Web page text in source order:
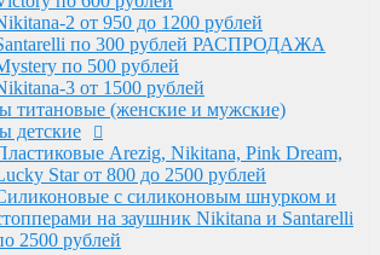
Lucky Star (подростковые) от 1100
3000 рублей
антивандальные Nikitana от
до 1900 рублей
детских оправ от 250 рублей
Детские от 600 до 3500
под линзы с большими диоптриями по
до 400 рублей
2 от 950 до 1200 рублей
по 300 рублей РАСПРОДАЖА
по 500 рублей
3 от 1500 рублей
титановые (женские и мужские)
детские
Arezig, Nikitana, Pink Dream,
Star от 800 до 2500 рублей
с силиконовым шнурком и
на заушник Nikitana и Santarelli
2500 рублей